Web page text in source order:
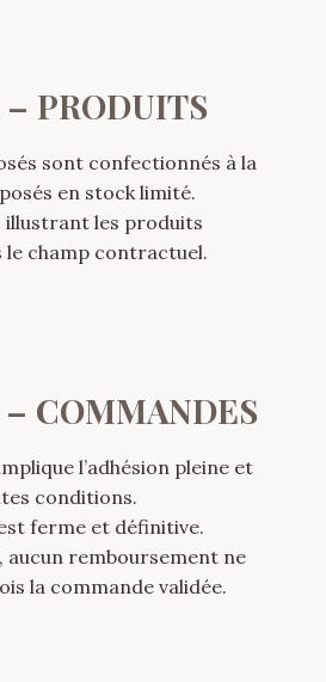
PRODUITS
sont confectionnés à la
en stock limité.
illustrant les produits
le champ contractuel.
COMMANDES
l’adhésion pleine et
conditions.
ferme et définitive.
aucun remboursement ne
la commande validée.